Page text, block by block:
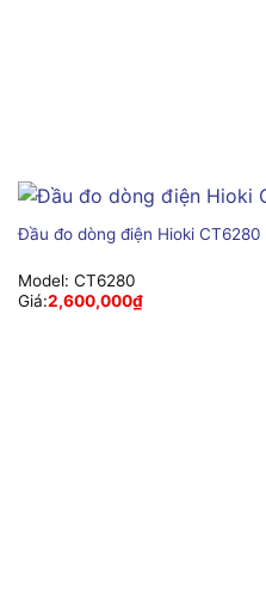
Đầu đo dòng điện Hioki CT6280
Model: CT6280
Giá:2,600,000₫